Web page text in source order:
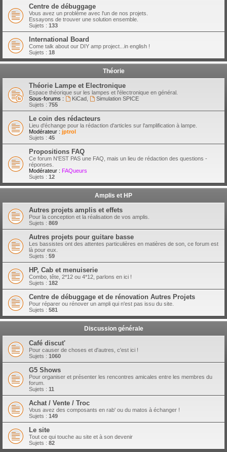
Centre de débuggage
Vous avez un problème avec l'un de nos projets.
Essayons de trouver une solution ensemble.
Sujets : 133
International Board
Come talk about our DIY amp project...in english !
Sujets : 18
Théorie
Théorie Lampe et Electronique
Espace théorique sur les lampes et l'électronique en général.
Sous-forums :
KiCad,
Simulation SPICE
Sujets : 755
Le coin des rédacteurs
Lieu d'échange pour la rédaction d'articles sur l'amplification à lampe.
Modérateur : jptrol
Sujets : 45
Propositions FAQ
Ce forum N'EST PAS une FAQ, mais un lieu de rédaction des questions -
réponses.
Modérateur : FAQueurs
Sujets : 12
Amplis et HP
Autres projets amplis et effets
Pour la conception et la réalisation de vos amplis.
Sujets : 869
Autres projets pour guitare basse
Les bassistes ont des attentes particulières en matières de son, ce forum est
là pour eux.
Sujets : 59
HP, Cab et menuiserie
Combo, tête, 2*12 ou 4*12, parlons en ici !
Sujets : 182
Centre de débuggage et de rénovation Autres Projets
Pour réparer ou rénover un ampli qui n'est pas issu du site.
Sujets : 581
Discussion générale
Café discut'
Pour causer de choses et d'autres, c'est ici !
Sujets : 1060
G5 Shows
Pour organiser et présenter les rencontres amicales entre les membres du
forum.
Sujets : 11
Achat / Vente / Troc
Vous avez des composants en rab' ou du matos à échanger !
Sujets : 149
Le site
Tout ce qui touche au site et à son devenir
Sujets : 82